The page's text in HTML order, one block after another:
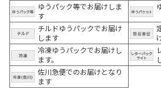
ゆうパック等でお届けしま
す
チルドゆうパックでお届け
します
冷凍ゆうパックでお届けし
ます。
佐川急便でのお届けとなり
ます